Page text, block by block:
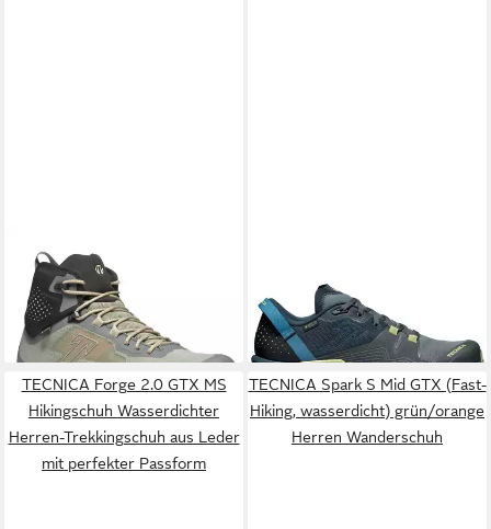
TECNICASpark S Mid GTX
Hikingschuh Wasserdichter
Wanderschuh für
unvergessliche Abenteuer mit
148,05 € UVP209,90 €
-29%
wasserdichter Wanderschuh
mit exzellentem Grip und
Komfort
134,25 € UVP189,90 €
-29%
TECNICA Forge 2.0 GTX MS
Hikingschuh Wasserdichter
Herren-Trekkingschuh aus Leder
mit perfekter Passform
TECNICA Spark S Mid GTX (Fast-
Hiking, wasserdicht) grün/orange
Herren Wanderschuh